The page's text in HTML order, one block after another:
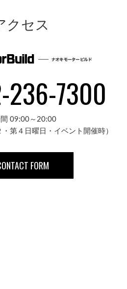
236-7300
09:00～20:00
・第４日曜日・イベント開催時）
FORM